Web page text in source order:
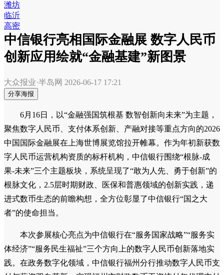
潍坊
临沂
高密
中信银行亮相国际金融展 数字人民币
创新应用绘就“金融基建”新图景
大众报业·半岛网 2026-06-17 17:21
分享海报
6月16日，以“金融强国筑根基 数智创新向未来”为主题，
聚焦数字人民币、支付体系创新、产融对接等重点方向的2026
中国国际金融展在上海世博展览馆拉开帷幕。作为年初新获数
字人民币运营机构资质的标杆机构，中信银行围绕“根脉-成
果-未来”三个主题板块，系统呈现了“敢为人先、勇于创新”的
根脉文化，2.5层时期财政、医保和普惠领域的创新实践，递
进式数币生态的前瞻构想，全方位彰显了中信银行“国之大
者”的使命担当。
本次参展核心亮点为中信银行在“服务国家战略”“服务实
体经济”“服务民生福祉”三个方向上的数字人民币创新落地实
践。在政务数字化领域，中信银行福州分行推动数字人民币支